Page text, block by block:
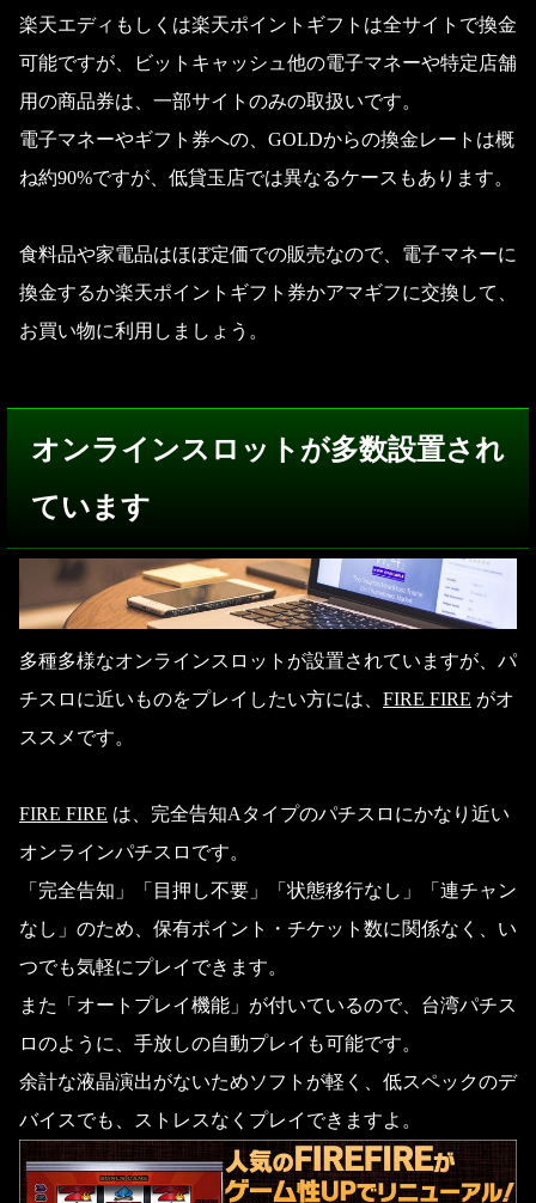
楽天エディもしくは楽天ポイントギフトは全サイトで換金
可能ですが、ビットキャッシュ他の電子マネーや特定店舗
用の商品券は、一部サイトのみの取扱いです。
電子マネーやギフト券への、GOLDからの換金レートは概
ね約90%ですが、低貸玉店では異なるケースもあります。
食料品や家電品はほぼ定価での販売なので、電子マネーに
換金するか楽天ポイントギフト券かアマギフに交換して、
お買い物に利用しましょう。
オンラインスロットが多数設置され
ています
多種多様なオンラインスロットが設置されていますが、パ
チスロに近いものをプレイしたい方には、 FIRE FIRE がオ
ススメです。
FIRE FIRE は、完全告知Aタイプのパチスロにかなり近い
オンラインパチスロです。
「完全告知」「目押し不要」「状態移行なし」「連チャン
なし」のため、保有ポイント・チケット数に関係なく、い
つでも気軽にプレイできます。
また「オートプレイ機能」が付いているので、台湾パチス
ロのように、手放しの自動プレイも可能です。
余計な液晶演出がないためソフトが軽く、低スペックのデ
バイスでも、ストレスなくプレイできますよ。